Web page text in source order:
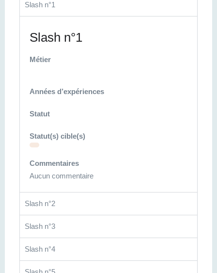
Slash n°1
Slash n°1
Métier
Années d’expériences
Statut
Statut(s) cible(s)
Commentaires
Aucun commentaire
Slash n°2
Slash n°3
Slash n°4